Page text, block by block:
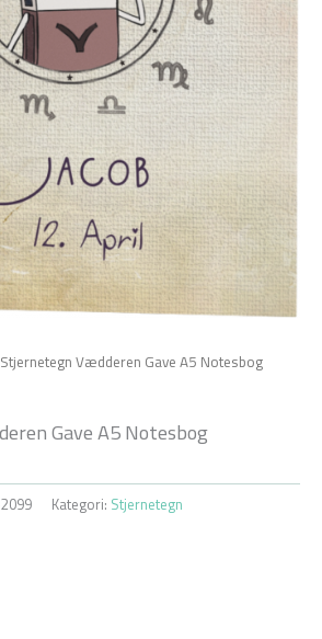
Vædderen Gave A5 Notesbog
Gave A5 Notesbog
Kategori: Stjernetegn